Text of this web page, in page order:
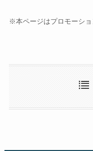
※本ページはプロモーシ